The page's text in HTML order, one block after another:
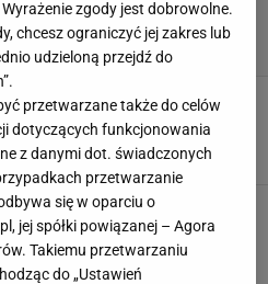
bombę! Mamed Chalidow wraca i
21 LUTEGO 2026, 11:50
ogródek o imigrantach w Polsce.
głośno
5 LISTOPADA 2025, 05:00
zgody jest dobrowolne.
chcesz ograniczyć jej zakres lub
udzieloną przejdź do
przetwarzane także do celów
dotyczących funkcjonowania
z danymi dot. świadczonych
przetwarzanie
się w oparciu o
jej spółki powiązanej – Agora
Takiemu przetwarzaniu
do „Ustawień